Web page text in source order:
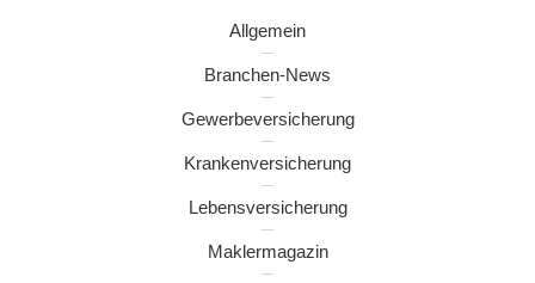
Allgemein
Branchen-News
Gewerbeversicherung
Krankenversicherung
Lebensversicherung
Maklermagazin